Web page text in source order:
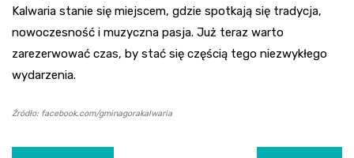
Kalwaria stanie się miejscem, gdzie spotkają się tradycja,
nowoczesność i muzyczna pasja. Już teraz warto
zarezerwować czas, by stać się częścią tego niezwykłego
wydarzenia.
Źródło: facebook.com/gminagorakalwaria